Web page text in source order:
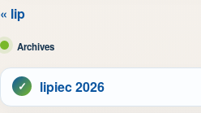
« lip
Archives
lipiec 2026